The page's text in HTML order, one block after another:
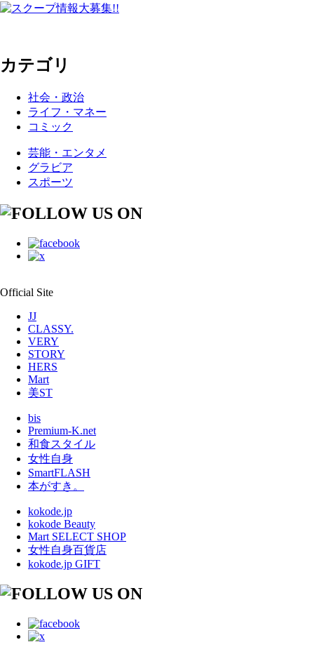
カテゴリ
社会・政治
ライフ・マネー
コミック
芸能・エンタメ
グラビア
スポーツ
Official Site
JJ
CLASSY.
VERY
STORY
HERS
Mart
美ST
bis
Premium-K.net
和食スタイル
女性自身
SmartFLASH
本がすき。
kokode.jp
kokode Beauty
Mart SELECT SHOP
女性自身百貨店
kokode.jp GIFT